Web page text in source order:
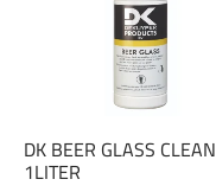
DK BEER GLASS CLEAN
1LITER